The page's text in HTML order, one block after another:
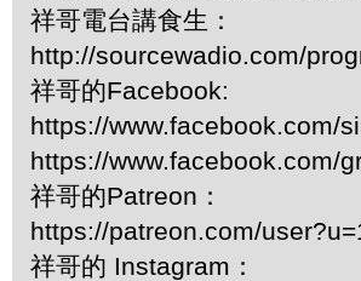
祥哥電台講食生：
http://sourcewadio.com/
祥哥的Facebook:
https://www.facebook.com/
https://www.facebook.com/
祥哥的Patreon：
https://patreon.com/
祥哥的 Instagram：